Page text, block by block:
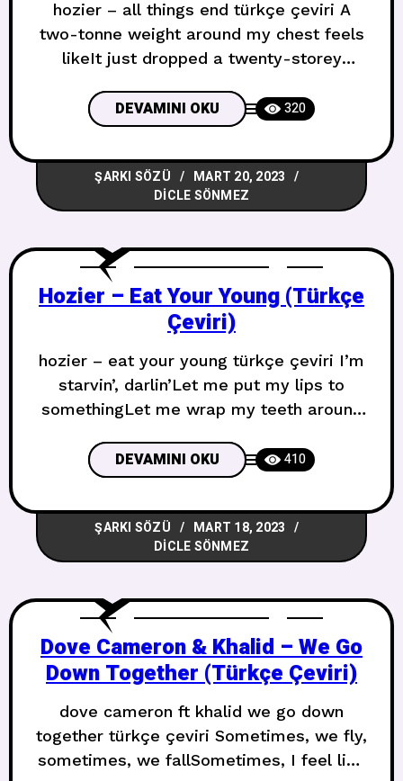
hozier – all things end türkçe çeviri A
two-tonne weight around my chest feels
likeIt just dropped a twenty-storey
through this lifeWith their heart still
intact, they didn’t do it rightThe last time
I felt your weight on my chest, you
said“We didn’t get it right but, love,
DEVAMINI OKU 320
ŞARKI SÖZÜ
MART 20, 2023
DICLE SÖNMEZ
Hozier – Eat Your Young (Türkçe
Çeviri)
hozier – eat your young türkçe çeviri I’m
starvin’, darlin’Let me put my lips to
somethingLet me wrap my teeth around
smell the dinner cookingI wanna feel the
edges start to burn Açlıktan ölüyorum,
sevgilimDudaklarımı bir şeye
yerleştirmeme izin verDişlerimi dünyanın
etrafına sarmama izin verOymaya
pişmesini koklamak istiyorumKenarların
DEVAMINI OKU 410
ŞARKI SÖZÜ
MART 18, 2023
DICLE SÖNMEZ
Dove Cameron & Khalid – We Go
Down Together (Türkçe Çeviri)
dove cameron ft khalid we go down
together türkçe çeviri Sometimes, we fly,
sometimes, we fallSometimes, I feel like